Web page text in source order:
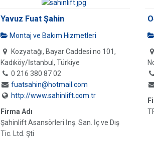
Yavuz Fuat Şahin
Montaj ve Bakım Hizmetleri
Kozyatağı, Bayar Caddesi no 101,
Kadıköy/İstanbul, Türkiye
0 216 380 87 02
fuatsahin@hotmail.com
http://www.sahinlift.com.tr
Firma Adı
Şahinlift Asansörleri İnş. San. İç ve Dış
Tic. Ltd. Şti